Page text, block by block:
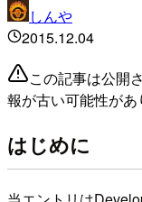
しんや
2015.12.04
この記事は公開
報が古い可能性があ
はじめに